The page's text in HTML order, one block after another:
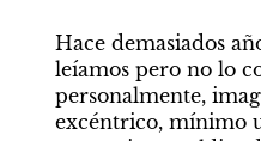
Hace demasiados
leíamos pero no lo
personalmente,
excéntrico, mínimo